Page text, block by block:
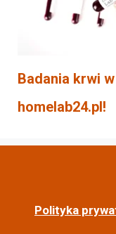
Badania krwi
homelab24.pl!
Polityka